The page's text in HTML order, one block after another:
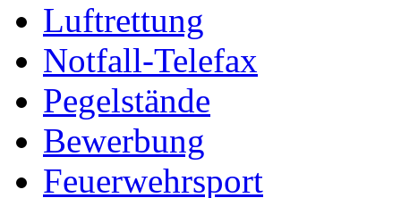
Luftrettung
Notfall-Telefax
Pegelstände
Bewerbung
Feuerwehrsport